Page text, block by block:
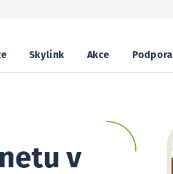
Skylink Akce Podpora
v